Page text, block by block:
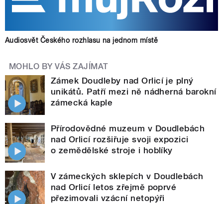
Audiosvět Českého rozhlasu na jednom místě
MOHLO BY VÁS ZAJÍMAT
Zámek Doudleby nad Orlicí je plný
unikátů. Patří mezi ně nádherná barokní
zámecká kaple
Přírodovědné muzeum v Doudlebách
nad Orlicí rozšiřuje svoji expozici
o zemědělské stroje i hoblíky
V zámeckých sklepích v Doudlebách
nad Orlicí letos zřejmě poprvé
přezimovali vzácní netopýři